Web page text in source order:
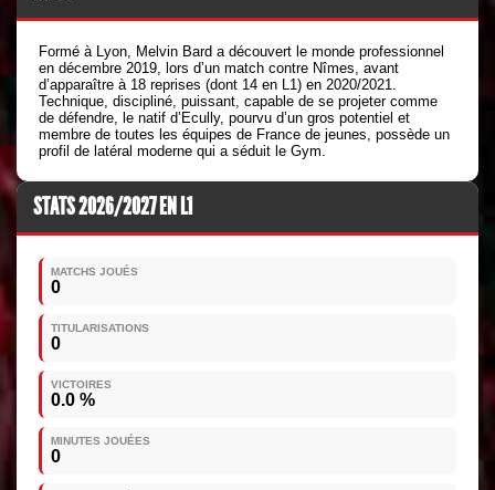
Formé à Lyon, Melvin Bard a découvert le monde professionnel
en décembre 2019, lors d’un match contre Nîmes, avant
d’apparaître à 18 reprises (dont 14 en L1) en 2020/2021.
Technique, discipliné, puissant, capable de se projeter comme
de défendre, le natif d’Ecully, pourvu d’un gros potentiel et
membre de toutes les équipes de France de jeunes, possède un
profil de latéral moderne qui a séduit le Gym.
STATS 2026/2027 EN L1
MATCHS JOUÉS
0
TITULARISATIONS
0
VICTOIRES
0.0 %
MINUTES JOUÉES
0